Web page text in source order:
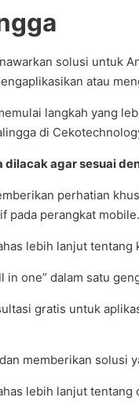
solusi untuk
atau
langkah yang
di
agar sesuai
perhatian
pada perangkat mobile.
lebih lanjut
one” dalam satu
gratis untuk
memberikan solusi
lebih lanjut